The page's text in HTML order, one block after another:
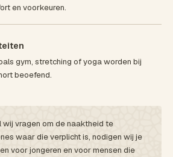
en voorkeuren.
gym, stretching of yoga worden bij
beoefend.
wij vragen om de naaktheid te
waar die verplicht is, nodigen wij je
voor jongeren en voor mensen die